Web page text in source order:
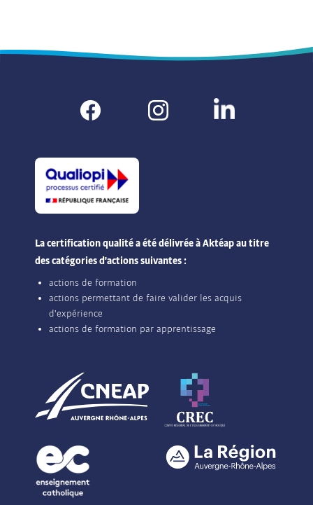
La certification qualité a été délivrée à Aktéap au titre
des catégories d'actions suivantes :
actions de formation
actions permettant de faire valider les acquis
d'expérience
actions de formation par apprentissage